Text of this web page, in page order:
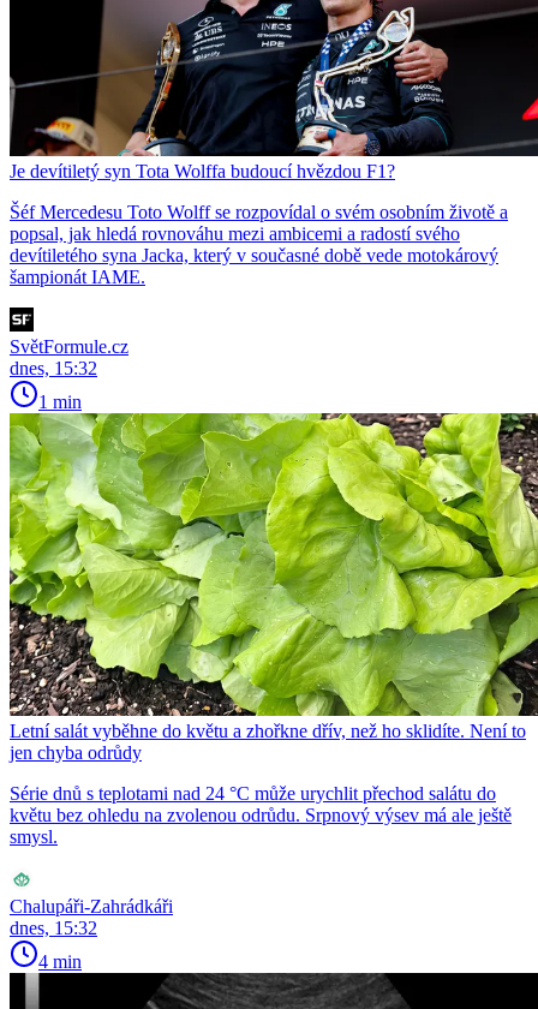
Je devítiletý syn Tota Wolffa budoucí hvězdou F1?
Šéf Mercedesu Toto Wolff se rozpovídal o svém osobním životě a
popsal, jak hledá rovnováhu mezi ambicemi a radostí svého
devítiletého syna Jacka, který v současné době vede motokárový
šampionát IAME.
SvětFormule.cz
dnes, 15:32
1 min
Letní salát vyběhne do květu a zhořkne dřív, než ho sklidíte. Není to
jen chyba odrůdy
Série dnů s teplotami nad 24 °C může urychlit přechod salátu do
květu bez ohledu na zvolenou odrůdu. Srpnový výsev má ale ještě
smysl.
Chalupáři-Zahrádkáři
dnes, 15:32
4 min